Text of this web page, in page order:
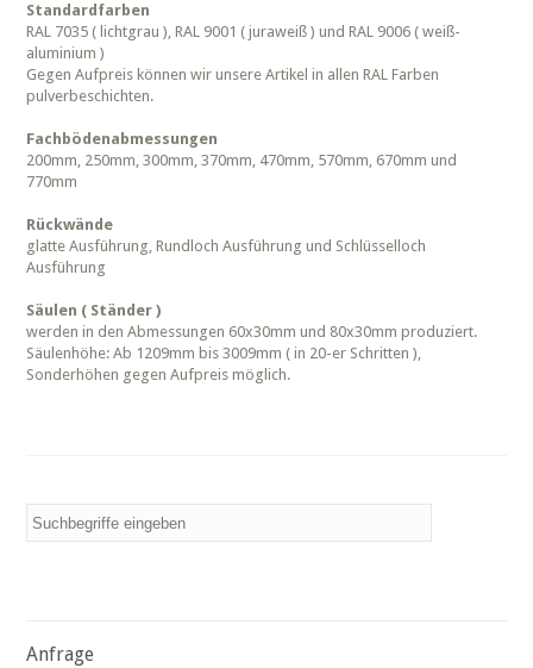
Standardfarben
RAL 7035 ( lichtgrau ), RAL 9001 ( juraweiß ) und RAL 9006 ( weiß-
aluminium )
Gegen Aufpreis können wir unsere Artikel in allen RAL Farben
pulverbeschichten.
Fachbödenabmessungen
200mm, 250mm, 300mm, 370mm, 470mm, 570mm, 670mm und
770mm
Rückwände
glatte Ausführung, Rundloch Ausführung und Schlüsselloch
Ausführung
Säulen ( Ständer )
werden in den Abmessungen 60x30mm und 80x30mm produziert.
Säulenhöhe: Ab 1209mm bis 3009mm ( in 20-er Schritten ),
Sonderhöhen gegen Aufpreis möglich.
Anfrage